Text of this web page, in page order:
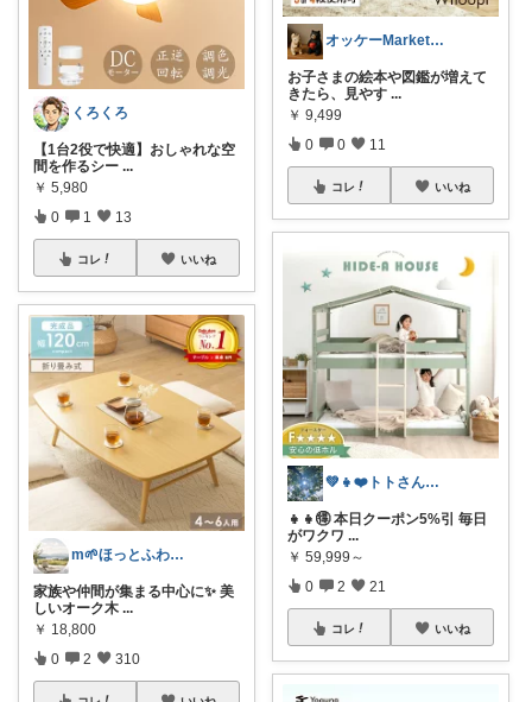
くろくろ
【1台2役で快適】おしゃれな空
間を作るシー ...
￥ 5,980
0 1 13
コレ いいね
m🌱ほっとふわり心地よい暮らし
家族や仲間が集まる中心に✨ 美
しいオーク木 ...
￥ 18,800
0 2 310
オッケーMarket🎀🛒
お子さまの絵本や図鑑が増えて
きたら、見やす ...
￥ 9,499
0 0 11
コレ いいね
💚👧❤️トトさん 8月🥵
👧👧🉐 本日クーポン5%引 毎日
がワクワ ...
￥ 59,999～
0 2 21
コレ いいね